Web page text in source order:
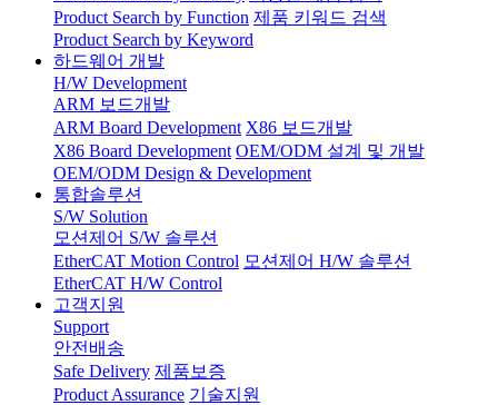
Product Search by Function 제품 키워드 검색
Product Search by Keyword
하드웨어 개발
H/W Development
ARM 보드개발
ARM Board Development X86 보드개발
X86 Board Development OEM/ODM 설계 및 개발
OEM/ODM Design & Development
통합솔루션
S/W Solution
모션제어 S/W 솔루션
EtherCAT Motion Control 모션제어 H/W 솔루션
EtherCAT H/W Control
고객지원
Support
안전배송
Safe Delivery 제품보증
Product Assurance 기술지원